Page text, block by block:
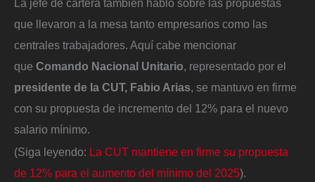
La jefe de cartera también habló sobre las propuestas
que llevaron a la mesa tanto empresarios como las
centrales trabajadores. Aquí cabe mencionar
que Comando Nacional Unitario, representado por el
presidente de la CUT, Fabio Arias, se mantuvo en firme
con su propuesta de incremento del 12% para el nuevo
salario mínimo.
(Siga leyendo: La CUT mantiene en firme su propuesta
de 12% para el aumento del mínimo del 2025).